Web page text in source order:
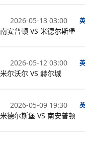
2026-05-13 03:00
南安普顿 VS 米德尔斯堡
2026-05-12 03:00
米尔沃尔 VS 赫尔城
2026-05-09 19:30
米德尔斯堡 VS 南安普顿